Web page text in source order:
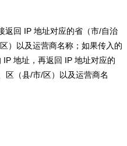
返回 IP 地址对应的省（市/自治
）以及运营商名称；如果传入的
地址，再返回 IP 地址对应的
区（县/市/区）以及运营商名